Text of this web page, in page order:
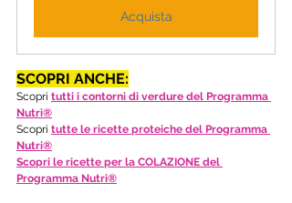
Acquista
SCOPRI ANCHE:
Scopri tutti i contorni di verdure del Programma
Nutri®
Scopri tutte le ricette proteiche del Programma
Nutri®
Scopri le ricette per la COLAZIONE del
Programma Nutri®